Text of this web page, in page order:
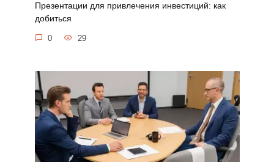
Презентации для привлечения инвестиций: как
добиться
0 29